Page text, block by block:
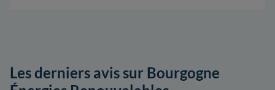
Les derniers avis sur Bourgogne